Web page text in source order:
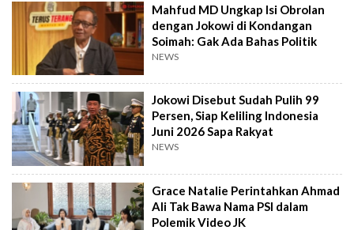
Mahfud MD Ungkap Isi Obrolan
dengan Jokowi di Kondangan
Soimah: Gak Ada Bahas Politik
NEWS
Jokowi Disebut Sudah Pulih 99
Persen, Siap Keliling Indonesia
Juni 2026 Sapa Rakyat
NEWS
Grace Natalie Perintahkan Ahmad
Ali Tak Bawa Nama PSI dalam
Polemik Video JK